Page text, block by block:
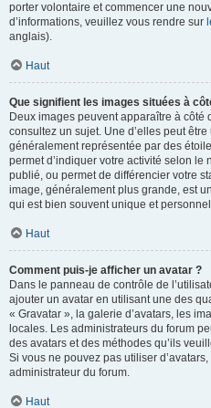
porter volontaire et commencer une
d’informations, veuillez vous rendre sur
anglais).
Haut
Que signifient les images situées à
Deux images peuvent apparaître à côté
consultez un sujet. Une d’elles peut
généralement représentée par des
permet d’indiquer votre activité selon
publié, ou permet de différencier votre
image, généralement plus grande, est
qui est bien souvent unique et
Haut
Comment puis-je afficher un avatar ?
Dans le panneau de contrôle de
ajouter un avatar en utilisant une des
« Gravatar », la galerie d’avatars, les
locales. Les administrateurs du forum
des avatars et des méthodes qu’ils
Si vous ne pouvez pas utiliser
administrateur du forum.
Haut